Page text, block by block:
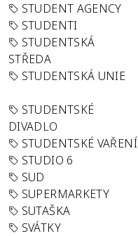
STUDENT AGENCY
STUDENTI
STUDENTSKÁ
STŘEDA
STUDENTSKÁ UNIE
STUDENTSKÉ
DIVADLO
STUDENTSKÉ VAŘENÍ
STUDIO 6
SUD
SUPERMARKETY
SUTAŠKA
SVÁTKY